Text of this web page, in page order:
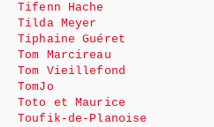
Tifenn Hache
Tilda Meyer
Tiphaine Guéret
Tom Marcireau
Tom Vieillefond
TomJo
Toto et Maurice
Toufik-de-Planoise